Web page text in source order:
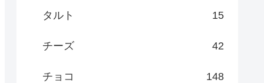
タルト 15
チーズ 42
チョコ 148